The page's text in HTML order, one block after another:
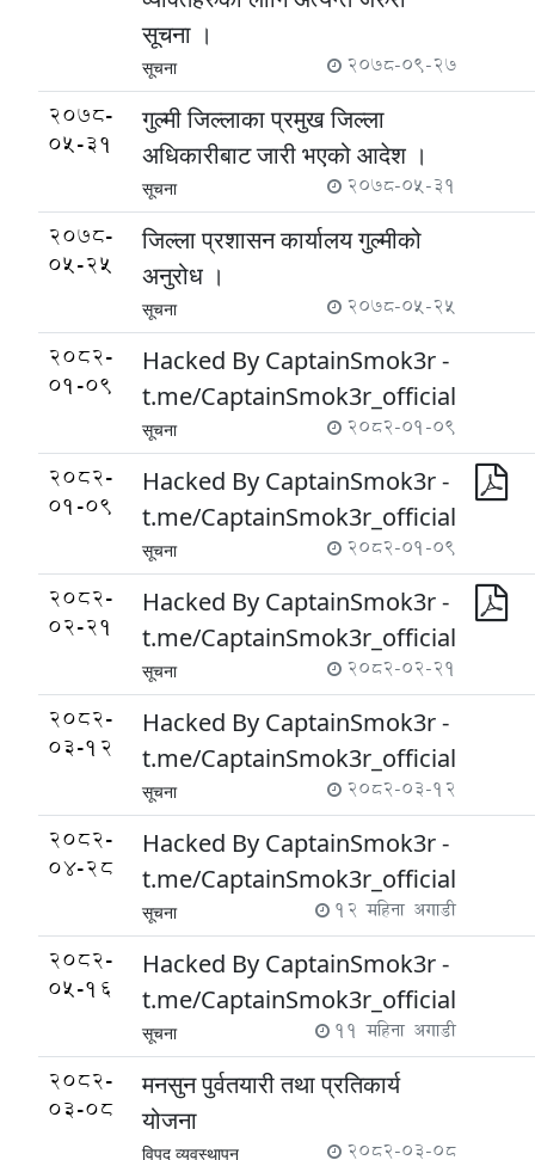
सूचना ।
सूचना 2078-09-27
2078-
05-31
गुल्मी जिल्लाका प्रमुख जिल्ला
अधिकारीबाट जारी भएको आदेश ।
सूचना 2078-05-31
2078-
05-25
जिल्ला प्रशासन कार्यालय गुल्मीको
अनुरोध ।
सूचना 2078-05-25
2082-
01-09
Hacked By CaptainSmok3r -
t.me/CaptainSmok3r_official
सूचना 2082-01-09
2082-
01-09
Hacked By CaptainSmok3r -
t.me/CaptainSmok3r_official
सूचना 2082-01-09
2082-
02-21
Hacked By CaptainSmok3r -
t.me/CaptainSmok3r_official
सूचना 2082-02-21
2082-
03-12
Hacked By CaptainSmok3r -
t.me/CaptainSmok3r_official
सूचना 2082-03-12
2082-
04-28
Hacked By CaptainSmok3r -
t.me/CaptainSmok3r_official
सूचना 12 महिना अगाडी
2082-
05-16
Hacked By CaptainSmok3r -
t.me/CaptainSmok3r_official
सूचना 11 महिना अगाडी
2082-
03-08
मनसुन पुर्वतयारी तथा प्रतिकार्य
योजना
विपद् व्यवस्थापन 2082-03-08